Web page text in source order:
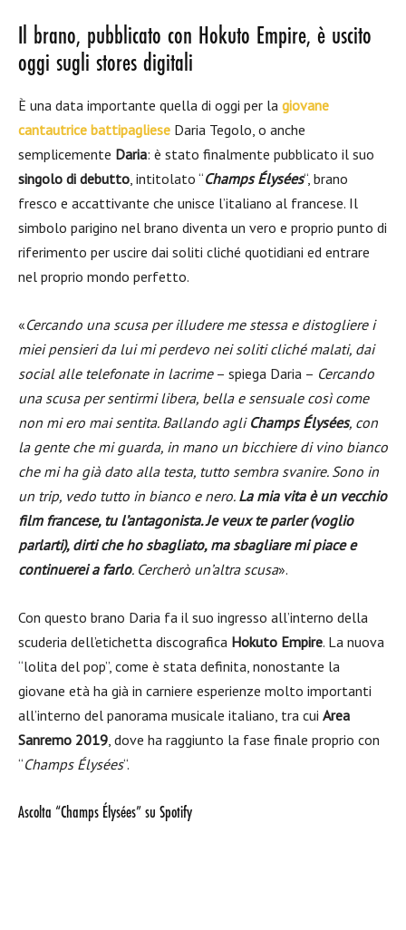
Il brano, pubblicato con Hokuto Empire, è uscito
oggi sugli stores digitali
È una data importante quella di oggi per la giovane
cantautrice battipagliese Daria Tegolo, o anche
semplicemente Daria: è stato finalmente pubblicato il suo
singolo di debutto, intitolato “Champs Élysées“, brano
fresco e accattivante che unisce l’italiano al francese. Il
simbolo parigino nel brano diventa un vero e proprio punto di
riferimento per uscire dai soliti cliché quotidiani ed entrare
nel proprio mondo perfetto.
«Cercando una scusa per illudere me stessa e distogliere i
miei pensieri da lui mi perdevo nei soliti cliché malati, dai
social alle telefonate in lacrime– spiega Daria – Cercando
una scusa per sentirmi libera, bella e sensuale così come
non mi ero mai sentita. Ballando agli Champs Élysées, con
la gente che mi guarda, in mano un bicchiere di vino bianco
che mi ha già dato alla testa, tutto sembra svanire. Sono in
un trip, vedo tutto in bianco e nero. La mia vita è un vecchio
film francese, tu l’antagonista. Je veux te parler (voglio
parlarti), dirti che ho sbagliato, ma sbagliare mi piace e
continuerei a farlo. Cercherò un’altra scusa».
Con questo brano Daria fa il suo ingresso all’interno della
scuderia dell’etichetta discografica Hokuto Empire. La nuova
“lolita del pop”, come è stata definita, nonostante la
giovane età ha già in carniere esperienze molto importanti
all’interno del panorama musicale italiano, tra cui Area
Sanremo 2019, dove ha raggiunto la fase finale proprio con
“Champs Élysées“.
Ascolta “Champs Élysées” su Spotify